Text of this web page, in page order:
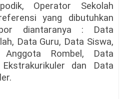
Operator Sekolah
yang dibutuhkan
diantaranya : Data
Data Guru, Data Siswa,
Rombel, Data
dan Data